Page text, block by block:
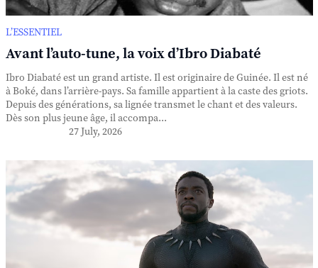
L’ESSENTIEL
Avant l’auto-tune, la voix d’Ibro Diabaté
Ibro Diabaté est un grand artiste. Il est originaire de Guinée. Il est né
à Boké, dans l’arrière-pays. Sa famille appartient à la caste des griots.
Depuis des générations, sa lignée transmet le chant et des valeurs.
Dès son plus jeune âge, il accompa...
27 July, 2026